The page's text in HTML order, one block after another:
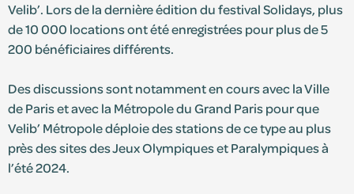
Velib’. Lors de la dernière édition du festival Solidays, plus
de 10 000 locations ont été enregistrées pour plus de 5
200 bénéficiaires différents.
Des discussions sont notamment en cours avec la Ville
de Paris et avec la Métropole du Grand Paris pour que
Velib’ Métropole déploie des stations de ce type au plus
près des sites des Jeux Olympiques et Paralympiques à
l’été 2024.